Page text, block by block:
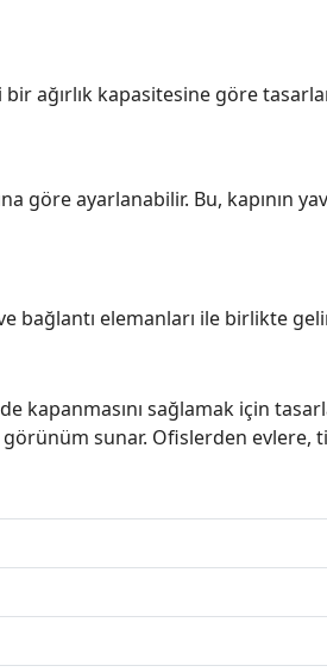
ağırlık kapasitesine göre
göre ayarlanabilir. Bu, kapının
bağlantı elemanları ile birlikte
kapanmasını sağlamak için
görünüm sunar. Ofislerden